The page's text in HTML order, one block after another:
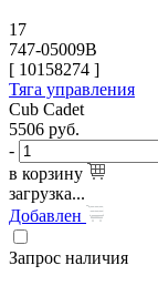
17
747-05009B
[ 10158274 ]
Тяга управления
Cub Cadet
5506 руб.
-
в корзину
загрузка...
Добавлен
Запрос наличия